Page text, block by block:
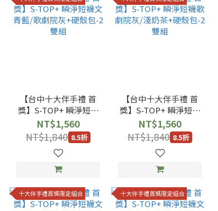
【台中十大伴手禮 首
獎】S-TOP+ 瞬淨短襪
文青藍/歌劇院灰+硬殼
包-2雙組
NT$1,560
NT$1,840 8.5折
【台中十大伴手禮 首
獎】S-TOP+ 瞬淨短襪
歌劇院灰/淺奶茶+硬殼
包-2雙組
NT$1,560
NT$1,840 8.5折
十大伴手禮首獎限定組合 十大伴手禮首獎限定組合